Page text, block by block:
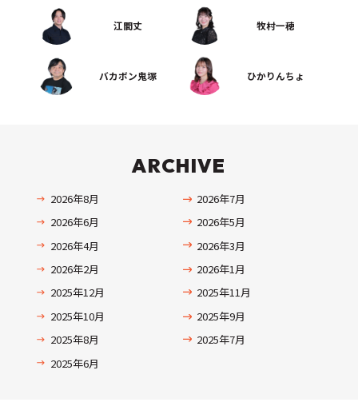
江間丈 牧村一穂
バカボン鬼塚 ひかりんちょ
ARCHIVE
2026年8月
2026年7月
2026年6月
2026年5月
2026年4月
2026年3月
2026年2月
2026年1月
2025年12月
2025年11月
2025年10月
2025年9月
2025年8月
2025年7月
2025年6月